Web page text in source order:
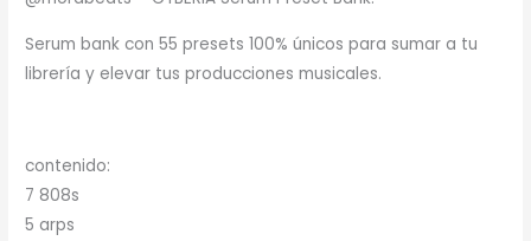
Serum bank con 55 presets 100% únicos para sumar a tu
librería y elevar tus producciones musicales.
contenido:
7 808s
5 arps